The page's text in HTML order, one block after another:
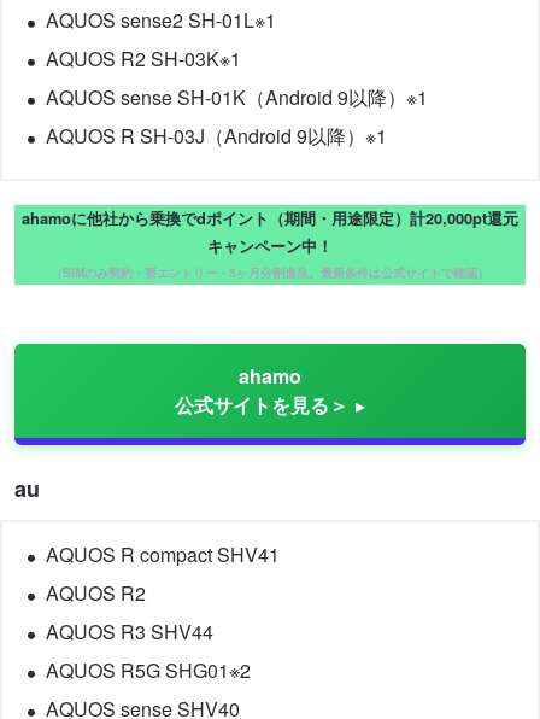
AQUOS sense2 SH-01L※1
AQUOS R2 SH-03K※1
AQUOS sense SH-01K（Android 9以降）※1
AQUOS R SH-03J（Android 9以降）※1
ahamoに他社から乗換でdポイント（期間・用途限定）計20,000pt還元
キャンペーン中！
（SIMのみ契約・要エントリー・5ヶ月分割進呈。最新条件は公式サイトで確認）
ahamo
公式サイトを見る＞
au
AQUOS R compact SHV41
AQUOS R2
AQUOS R3 SHV44
AQUOS R5G SHG01※2
AQUOS sense SHV40